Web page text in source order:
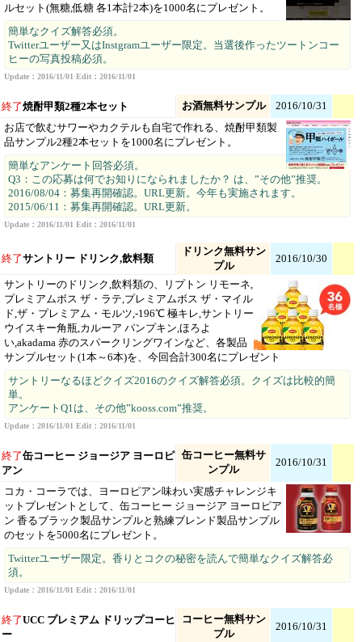
ルセット(無糖,低糖 各1本計2本)を1000名にプレゼント。
簡単なクイズ解答必須。
Twitterユーザー又はInstgramユーザー限定。当選後作ったツートンコー
ヒーの写真投稿必須。
Update：2016/11/01 Edit：2016/11/01
終了焼酎甲類2種2本セット お酒無料サンプル
2016/10/31
お店で飲むサワーやカクテルも自宅で作れる、焼酎甲類製
品サンプル2種2本セットを1000名にプレゼント。
簡単なアンケート回答必須。
Q3：この応募は何でお知りになられましたか？ は、”その他”推奨。
2016/08/04：募集再開確認。URL更新。今年も実施されます。
2015/06/11：募集再開確認。URL更新。
Update：2016/11/01 Edit：2016/11/01
終了サントリー ドリンク,飲料類
ドリンク無料サン
プル
2016/10/30
サントリーのドリンク,飲料類の、リプトン リモーネ,
プレミアムボス ザ・ラテ,プレミアムボス ザ・マイル
ド,ザ・プレミアム・モルツ,-196℃ 極キレ,サントリー
ウイスキー角瓶,カルーア パンプキン,ほろよ
い,akadama 赤のスパークリングワインなど、各製品
サンプルセット(1本～6本)を、今回合計300名にプレゼント
サントリーなるほどクイズ2016のクイズ解答必須。クイズは比較的簡
単。
アンケートQ1は、その他”kooss.com”推奨。
Update：2016/11/01 Edit：2016/11/01
終了缶コーヒー ジョージア ヨーロピ
アン
缶コーヒー無料サ
ンプル
2016/10/31
コカ・コーラでは、ヨーロピアン味わい実感チャレンジキ
ットプレゼントとして、缶コーヒー ジョージア ヨーロピア
ン 香るブラック製品サンプルと熟練ブレンド製品サンプル
のセットを5000名にプレゼント。
Twitterユーザー限定。香りとコクの秘密を読んで簡単なクイズ解答必
須。
Update：2016/11/01 Edit：2016/11/01
終了UCC プレミアム ドリップコーヒ
ー
コーヒー無料サン
プル
2016/10/31